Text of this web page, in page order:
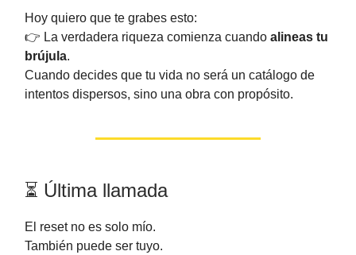
Hoy quiero que te grabes esto:
👉 La verdadera riqueza comienza cuando alineas tu
brújula.
Cuando decides que tu vida no será un catálogo de
intentos dispersos, sino una obra con propósito.
⏳ Última llamada
El reset no es solo mío.
También puede ser tuyo.